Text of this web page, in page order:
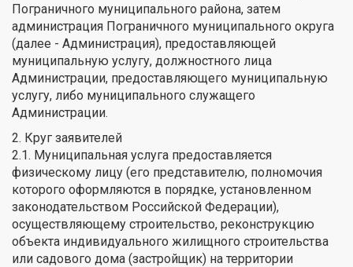
Пограничного муниципального района, затем
администрация Пограничного муниципального округа
(далее - Администрация), предоставляющей
муниципальную услугу, должностного лица
Администрации, предоставляющего муниципальную
услугу, либо муниципального служащего
Администрации.
2. Круг заявителей
2.1. Муниципальная услуга предоставляется
физическому лицу (его представителю, полномочия
которого оформляются в порядке, установленном
законодательством Российской Федерации),
осуществляющему строительство, реконструкцию
объекта индивидуального жилищного строительства
или садового дома (застройщик) на территории